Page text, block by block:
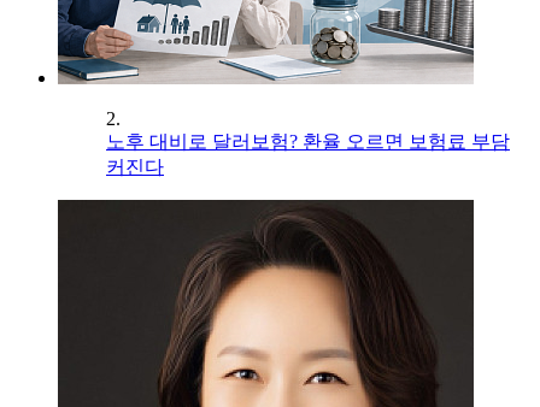
2.
노후 대비로 달러보험? 환율 오르면 보험료 부담
커진다